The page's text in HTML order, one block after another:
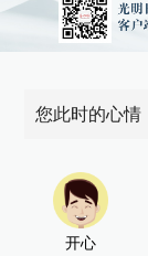
您此时的心情
开心